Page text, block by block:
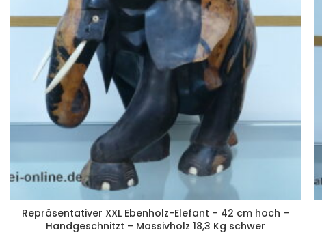
Repräsentativer XXL Ebenholz-Elefant – 42 cm hoch –
Handgeschnitzt – Massivholz 18,3 Kg schwer